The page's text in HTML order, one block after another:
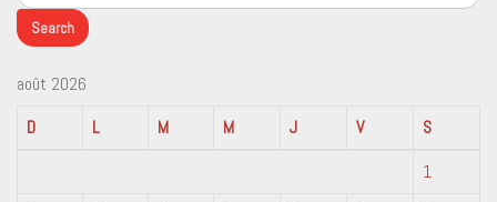
août 2026
D
L M M J V
S
1